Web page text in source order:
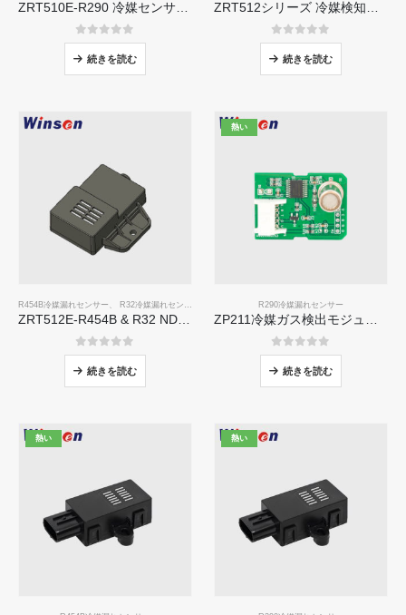
ZRT510E-R290 冷媒センサーモジュール
05つのうち
続きを読む
ZRT512シリーズ 冷媒検知モジュール
05つのうち
続きを読む
R454B冷媒漏れセンサー 、 R32冷媒漏れセンサー
ZRT512E-R454B & R32 NDIR Refrigerant Detection Module, RS485 HVAC Sensor, UL/IEC Certified
05つのうち
続きを読む
熱い
R290冷媒漏れセンサー
ZP211冷媒ガス検出モジュール - 冷媒漏れ検出用の高感度センサー
05つのうち
続きを読む
熱い 熱い